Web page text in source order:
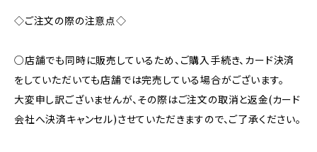
◇ご注文の際の注意点◇
○店舗でも同時に販売しているため、ご購入手続き、カード決済
をしていただいても店舗では完売している場合がございます。
大変申し訳ございませんが、その際はご注文の取消と返金(カード
会社へ決済キャンセル)させていただきますので、ご了承ください。